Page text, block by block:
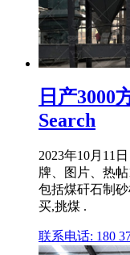
日产3000
Search
2023年10月11
牌、图片、热
包括煤矸石制
买,挑煤 .
联系电话: 180